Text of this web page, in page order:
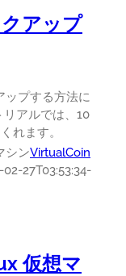
アップ
ップする方法に
アルでは、10
れます。
シンVirtualCoin
27T03:53:34-
仮想マ